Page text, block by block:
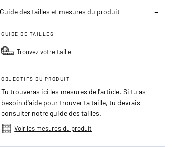
Guide des tailles et mesures du produit
GUIDE DE TAILLES
Trouvez votre taille
OBJECTIFS DU PRODUIT
Tu trouveras ici les mesures de l'article. Si tu as
besoin d'aide pour trouver ta taille, tu devrais
consulter notre guide des tailles.
Voir les mesures du produit